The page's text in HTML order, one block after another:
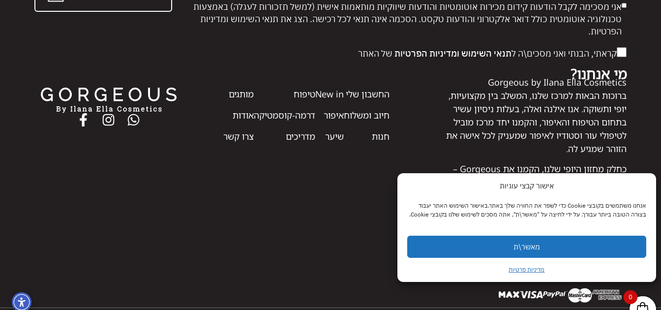
אישור קבצי עוגיות
אנחנו משתמשים בקובצי Cookie כדי לשפר את החוויה שלך באתר.באישור השימוש האתר יעבוד
בצורה הטובה ביותר עבורך. על ידי לחיצה על "מאשר\ת", אתה מסכים לשימוש שלנו בקובצי Cookie.
מאשר\ת
מדיניות פרטיות
אני מסכימה לקבל הודעות קידום מכירות אוטומטיות והודעות שיווקיות מותאמות אישית (למשל תזכורות לעגלה) באמצעות
טכנולוגיה אוטומטית כולל דואר אלקטרוני והודעות טקסט. הסכמה אינה תנאי לכל רכישה. הצג את תנאי השימוש ומדיניות
הפרטיות.
קראתי, הבנתי ואני מסכים\ה לתנאי השימוש ומדיניות הפרטיות של האתר
מי אנחנו?
Gorgeous by Ilana Ella Cosmetics
ברוכות הבאות למרכז שלנו, המשלב בין מקצועיות,
יופי ותשוקה. אנו אילנה ואלה, בעלות ניסיון עשיר
בתחום הטיפוח והאיפור, והקמנו יחד מרכז מוביל
לטיפולי עור וסטודיו לאיפור שמעניק לכל אישה את
הזוהר שמגיע לה.
כחלק מחזון היופי שלנו, הקמנו את Gorgeous –
אתר המציע מבחר איכותי של מוצרי איפור, טיפוח
הפתרונות המושלמים לשגרת היופי שלך.
מקצועי, המלצות מותאמות אישית ואהבה אמיתית
ליופי שלך.
החשבון שלי
חיוב ומשלוח
חנות
New in
איפור
שיער
טיפוח
דרמה-קוסמטיקה
מדריכים
מותגים
אודות
צרו קשר
0
0
0